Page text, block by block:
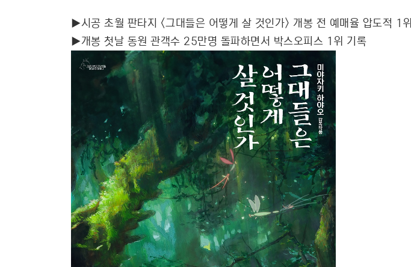
▶시공 초월 판타지 <그대들은 어떻게 살 것인가> 개봉 전 예매율 압도적 1위
▶개봉 첫날 동원 관객수 25만명 돌파하면서 박스오피스 1위 기록